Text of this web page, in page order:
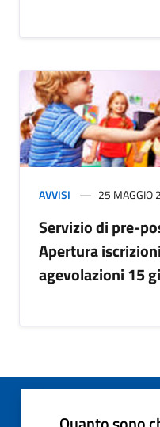
AVVISI 25 MAGGIO
Servizio di pre-
Apertura
agevolazioni 15